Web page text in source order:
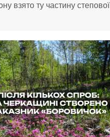
взято ту частину степової